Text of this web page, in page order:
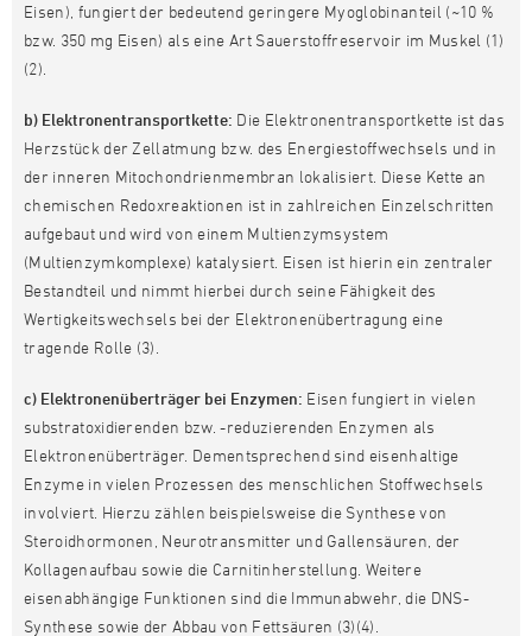
Eisen), fungiert der bedeutend geringere Myoglobinanteil (~10 %
bzw. 350 mg Eisen) als eine Art Sauerstoffreservoir im Muskel (1)
(2).
b) Elektronentransportkette: Die Elektronentransportkette ist das
Herzstück der Zellatmung bzw. des Energiestoffwechsels und in
der inneren Mitochondrienmembran lokalisiert. Diese Kette an
chemischen Redoxreaktionen ist in zahlreichen Einzelschritten
aufgebaut und wird von einem Multienzymsystem
(Multienzymkomplexe) katalysiert. Eisen ist hierin ein zentraler
Bestandteil und nimmt hierbei durch seine Fähigkeit des
Wertigkeitswechsels bei der Elektronenübertragung eine
tragende Rolle (3).
c) Elektronenüberträger bei Enzymen: Eisen fungiert in vielen
substratoxidierenden bzw. -reduzierenden Enzymen als
Elektronenüberträger. Dementsprechend sind eisenhaltige
Enzyme in vielen Prozessen des menschlichen Stoffwechsels
involviert. Hierzu zählen beispielsweise die Synthese von
Steroidhormonen, Neurotransmitter und Gallensäuren, der
Kollagenaufbau sowie die Carnitinherstellung. Weitere
eisenabhängige Funktionen sind die Immunabwehr, die DNS-
Synthese sowie der Abbau von Fettsäuren (3)(4).